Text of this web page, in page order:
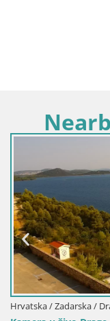
Hrvatska / Zadarska /